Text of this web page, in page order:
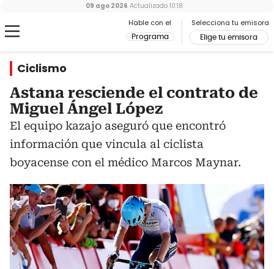
Hable con el
Programa
Selecciona tu emisora
Elige tu emisora
09 ago 2026 Actualizado 10:18
Ciclismo
Astana resciende el contrato de
Miguel Ángel López
El equipo kazajo aseguró que encontró
información que vincula al ciclista
boyacense con el médico Marcos Maynar.